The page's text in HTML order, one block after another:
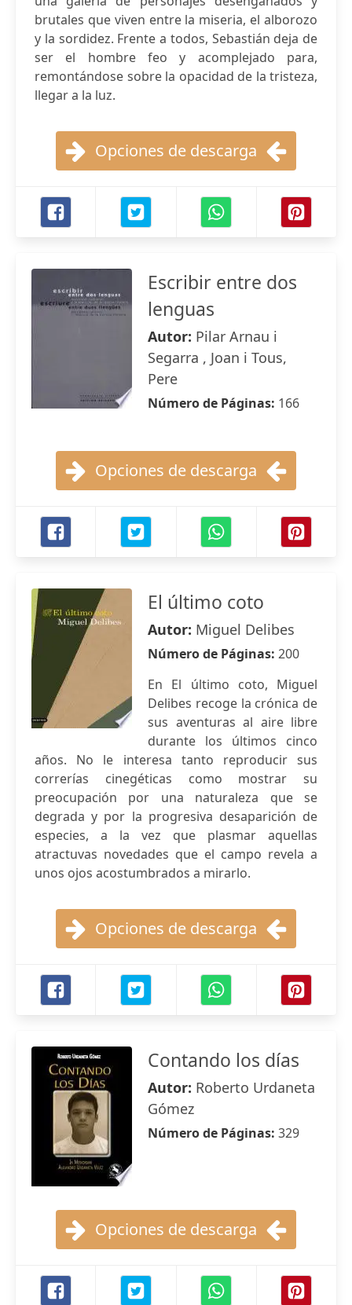
brutales que viven entre la miseria, el alborozo
y la sordidez. Frente a todos, Sebastián deja de
ser el hombre feo y acomplejado para,
remontándose sobre la opacidad de la tristeza,
llegar a la luz.
Opciones de descarga
Escribir entre dos
lenguas
Autor: Pilar Arnau i
Segarra , Joan i Tous,
Pere
Número de Páginas: 166
Opciones de descarga
El último coto
Autor: Miguel Delibes
Número de Páginas: 200
En El último coto, Miguel
Delibes recoge la crónica de
sus aventuras al aire libre
durante los últimos cinco
años. No le interesa tanto reproducir sus
correrías cinegéticas como mostrar su
preocupación por una naturaleza que se
degrada y por la progresiva desaparición de
especies, a la vez que plasmar aquellas
atractuvas novedades que el campo revela a
unos ojos acostumbrados a mirarlo.
Opciones de descarga
Contando los días
Autor: Roberto Urdaneta
Gómez
Número de Páginas: 329
Opciones de descarga